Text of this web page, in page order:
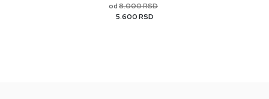
od 8.000 RSD
5.600 RSD